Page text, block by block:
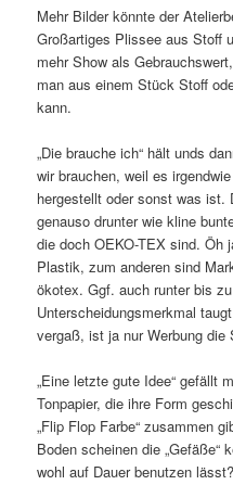
Mehr Bilder könnte der
Großartiges Plissee aus Stoff
mehr Show als
man aus einem Stück Stoff
kann.
„Die brauche ich“ hält unds
wir brauchen, weil es
hergestellt oder sonst was ist.
genauso drunter wie kline
die doch OEKO-TEX sind.
Plastik, zum anderen sind
ökotex. Ggf. auch runter bis
Unterscheidungsmerkmal
vergaß, ist ja nur Werbung die
„Eine letzte gute Idee“ gefällt
Tonpapier, die ihre Form
„Flip Flop Farbe“ zusammen
Boden scheinen die „Gefäße“
wohl auf Dauer benutzen lässt?